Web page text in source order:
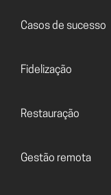
Casos de sucesso
Fidelização
Restauração
Gestão remota